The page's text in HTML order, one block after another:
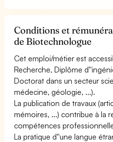
Conditions et
de Biotechnologue
Cet emploi/métier est
Recherche, Diplôme
Doctorat dans un secteur
médecine, géologie, ...).
La publication de travaux
mémoires, ...) contribue à la
compétences
La pratique d''une langue